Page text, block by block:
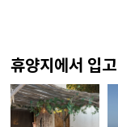
휴양지에서 입